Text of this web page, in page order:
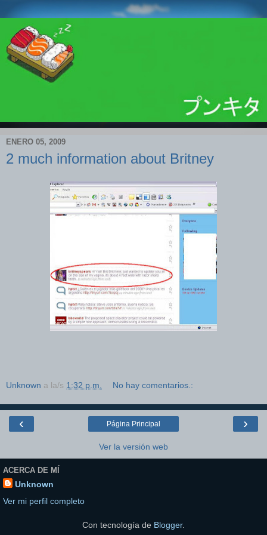
ENERO 05, 2009
2 much information about Britney
Unknown a la/s 1:32 p.m. No hay comentarios.:
‹ ›
Página Principal
Ver la versión web
ACERCA DE MÍ
Unknown
Ver mi perfil completo
Con tecnología de Blogger.